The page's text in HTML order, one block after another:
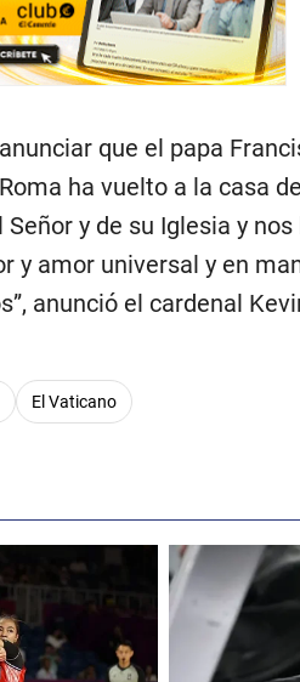
que el papa
ha vuelto a la casa
y de su Iglesia y
y amor universal y en
anunció el cardenal
El Vaticano